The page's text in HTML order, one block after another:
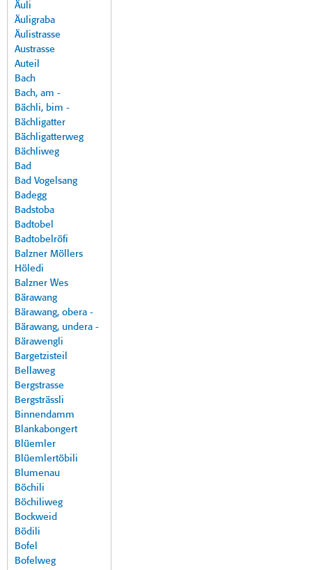
Äuli
Äuligraba
Äulistrasse
Austrasse
Auteil
Bach
Bach, am -
Bächli, bim -
Bächligatter
Bächligatterweg
Bächliweg
Bad
Bad Vogelsang
Badegg
Badstoba
Badtobel
Badtobelröfi
Balzner Möllers
Höledi
Balzner Wes
Bärawang
Bärawang, obera -
Bärawang, undera -
Bärawengli
Bargetzisteil
Bellaweg
Bergstrasse
Bergsträssli
Binnendamm
Blankabongert
Blüemler
Blüemlertöbili
Blumenau
Böchili
Böchiliweg
Bockweid
Bödili
Bofel
Bofelweg